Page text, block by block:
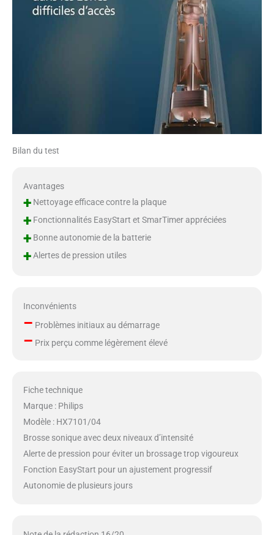
Bilan du test
Avantages
+Nettoyage efficace contre la plaque
+Fonctionnalités EasyStart et SmarTimer appréciées
+Bonne autonomie de la batterie
+Alertes de pression utiles
Inconvénients
– Problèmes initiaux au démarrage
– Prix perçu comme légèrement élevé
Fiche technique
Marque : Philips
Modèle : HX7101/04
Brosse sonique avec deux niveaux d’intensité
Alerte de pression pour éviter un brossage trop vigoureux
Fonction EasyStart pour un ajustement progressif
Autonomie de plusieurs jours